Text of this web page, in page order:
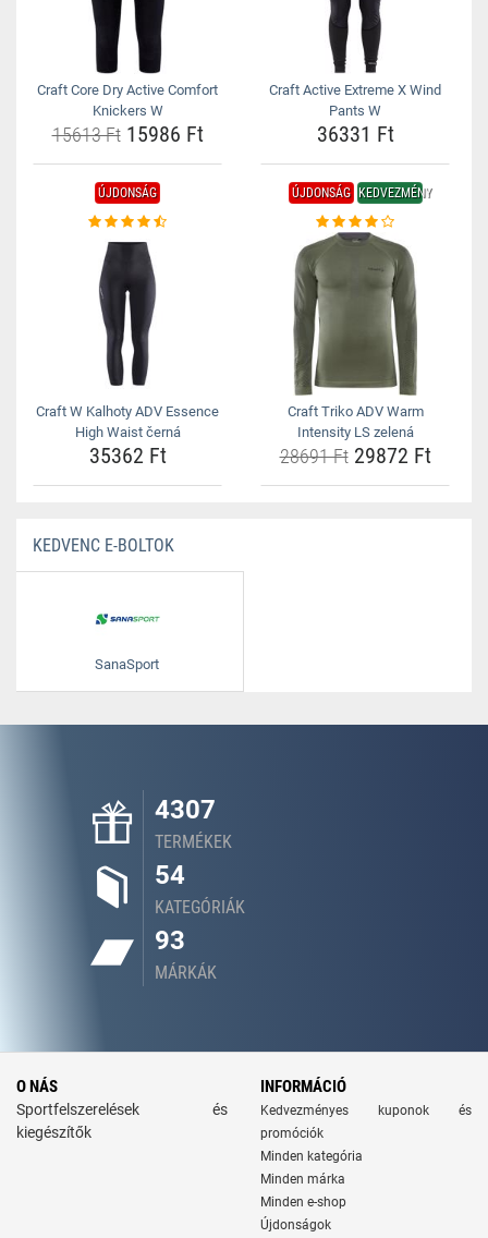
Craft Core Dry Active Comfort
Knickers W
15613 Ft15986 Ft
Craft Active Extreme X Wind
Pants W
36331 Ft
ÚJDONSÁG
Craft W Kalhoty ADV Essence
High Waist černá
35362 Ft
ÚJDONSÁG KEDVEZMÉNY
Craft Triko ADV Warm
Intensity LS zelená
28691 Ft29872 Ft
KEDVENC E-BOLTOK
SanaSport
4307
TERMÉKEK
54
KATEGÓRIÁK
93
MÁRKÁK
O NÁS
Sportfelszerelések és
kiegészítők
INFORMÁCIÓ
Kedvezményes kuponok és
promóciók
Minden kategória
Minden márka
Minden e-shop
Újdonságok